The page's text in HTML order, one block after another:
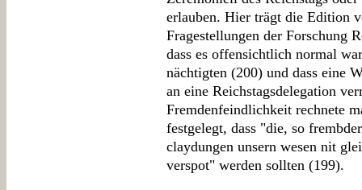
erlauben. Hier trägt die Edition
Fragestellungen der Forschung
dass es offensichtlich normal
nächtigten (200) und dass eine
an eine Reichstagsdelegation
Fremdenfeindlichkeit rechnete
festgelegt, dass "die, so
claydungen unsern wesen nit
verspot" werden sollten (199).